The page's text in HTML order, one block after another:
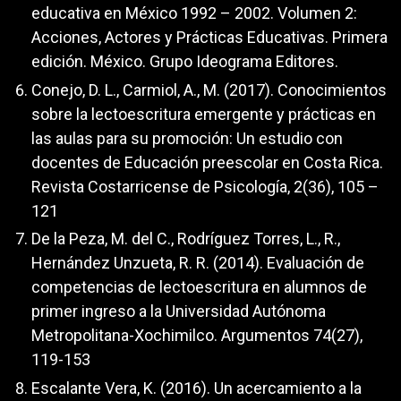
educativa en México 1992 – 2002. Volumen 2:
Acciones, Actores y Prácticas Educativas. Primera
edición. México. Grupo Ideograma Editores.
Conejo, D. L., Carmiol, A., M. (2017). Conocimientos
sobre la lectoescritura emergente y prácticas en
las aulas para su promoción: Un estudio con
docentes de Educación preescolar en Costa Rica.
Revista Costarricense de Psicología, 2(36), 105 –
121
De la Peza, M. del C., Rodríguez Torres, L., R.,
Hernández Unzueta, R. R. (2014). Evaluación de
competencias de lectoescritura en alumnos de
primer ingreso a la Universidad Autónoma
Metropolitana-Xochimilco. Argumentos 74(27),
119-153
Escalante Vera, K. (2016). Un acercamiento a la